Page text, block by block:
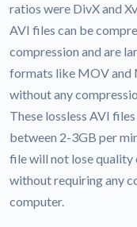
ratios were DivX and
AVI files can be
compression and are
formats like MOV and
without any
These lossless AVI
between 2-3GB per
file will not lose
without requiring any
computer.